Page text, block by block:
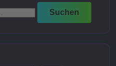
Suchen